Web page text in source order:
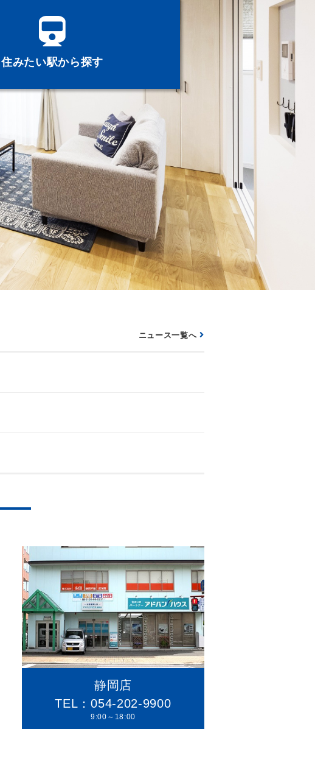
住みたい駅から探す
ニュース一覧へ
静岡店
TEL：054-202-9900
9:00～18:00